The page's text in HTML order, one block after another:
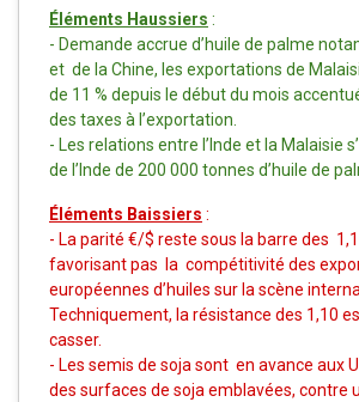
Éléments Haussiers :
- Demande accrue d’huile de palme
et de la Chine, les exportations de
de 11 % depuis le début du mois
des taxes à l’exportation.
- Les relations entre l’Inde et la Malaisie
de l’Inde de 200 000 tonnes d’huile de
Éléments Baissiers :
- La parité €/$ reste sous la barre des
favorisant pas la compétitivité des
européennes d’huiles sur la scène
Techniquement, la résistance des 1,10
casser.
- Les semis de soja sont en avance aux
des surfaces de soja emblavées, contre